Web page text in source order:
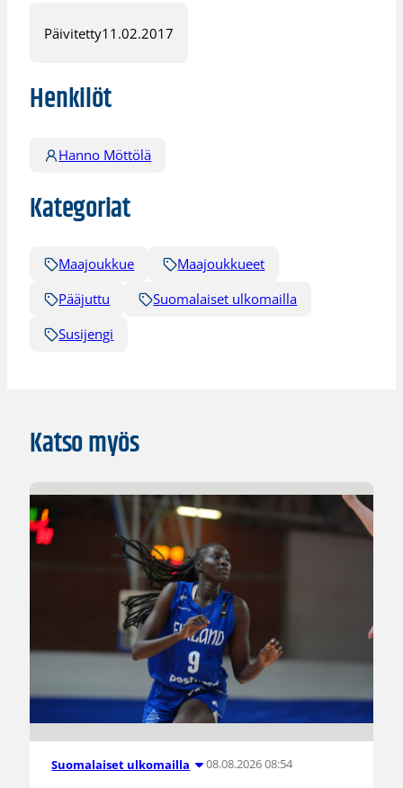
Päivitetty11.02.2017
Henkilöt
Hanno Möttölä
Kategoriat
Maajoukkue
Maajoukkueet
Pääjuttu
Suomalaiset ulkomailla
Susijengi
Katso myös
Suomalaiset ulkomailla 08.08.2026 08:54